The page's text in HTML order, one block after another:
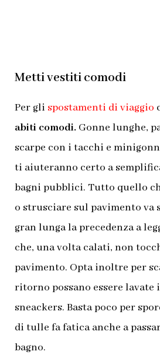
Metti vestiti comodi
Per gli spostamenti di viaggio
abiti comodi. Gonne lunghe,
scarpe con i tacchi e
ti aiuteranno certo a
bagni pubblici. Tutto quello
o strusciare sul pavimento va
gran lunga la precedenza a
che, una volta calati, non
pavimento. Opta inoltre per
ritorno possano essere
sneackers. Basta poco per
di tulle fa fatica anche a
bagno.